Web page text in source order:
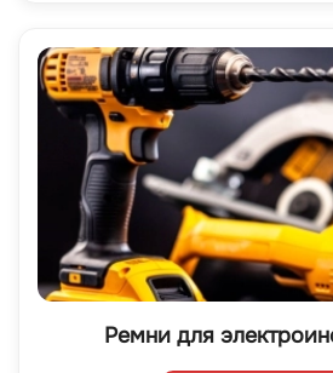
Ремни для